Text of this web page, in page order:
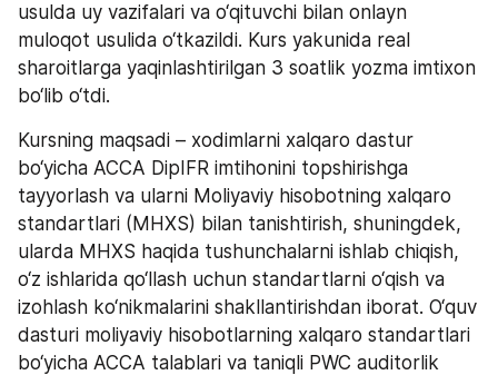
usulda uy vazifalari va o‘qituvchi bilan onlayn
muloqot usulida o‘tkazildi. Kurs yakunida real
sharoitlarga yaqinlashtirilgan 3 soatlik yozma imtixon
bo‘lib o‘tdi.
Kursning maqsadi – xodimlarni xalqaro dastur
bo‘yicha ACCA DipIFR imtihonini topshirishga
tayyorlash va ularni Moliyaviy hisobotning xalqaro
standartlari (MHXS) bilan tanishtirish, shuningdek,
ularda MHXS haqida tushunchalarni ishlab chiqish,
o‘z ishlarida qo‘llash uchun standartlarni o‘qish va
izohlash ko‘nikmalarini shakllantirishdan iborat. O‘quv
dasturi moliyaviy hisobotlarning xalqaro standartlari
bo‘yicha ACCA talablari va taniqli PWC auditorlik